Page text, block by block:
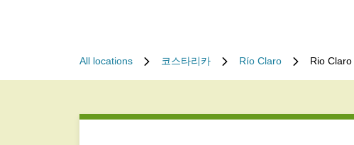
All locations 코스타리카 Río Claro Rio